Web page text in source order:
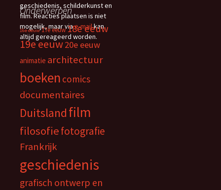
geschiedenis, schilderkunst en
film. Reacties plaatsen is niet
mogelijk, maar viae-mailkan
altijd gereageerd worden.
Onderwerpen
16e eeuw 17e eeuw18e eeuw
19e eeuw20e eeuw
animatie architectuur
boeken comics
documentaires
Duitslandfilm
filosofiefotografie
Frankrijk
geschiedenis
grafisch ontwerp en